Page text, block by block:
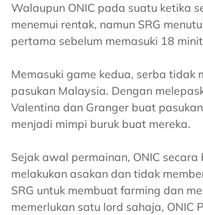
Walaupun ONIC pada suatu ketika
menemui rentak, namun SRG
pertama sebelum memasuki 18
Memasuki game kedua, serba tidak
pasukan Malaysia. Dengan
Valentina dan Granger buat
menjadi mimpi buruk buat mereka.
Sejak awal permainan, ONIC secara
melakukan asakan dan tidak
SRG untuk membuat farming dan
memerlukan satu lord sahaja, ONIC